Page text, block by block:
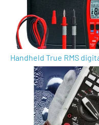
Handheld True RMS